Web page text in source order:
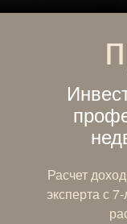
Расчет
эксперта с